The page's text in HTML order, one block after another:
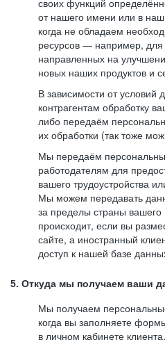
своих функций
от нашего имени или в
когда не обладаем
ресурсов — например,
направленных на
новых наших продуктов и
В зависимости от условий
контрагентам обработку
либо передаём
их обработки (так тоже
Мы передаём
работодателям для
вашего трудоустройства
Мы можем передавать
за пределы страны
происходит, если вы
сайте, а иностранный
доступ к нашей базе
5. Откуда мы получаем ваши
Мы получаем
когда вы заполняете
в личном кабинете клиента.